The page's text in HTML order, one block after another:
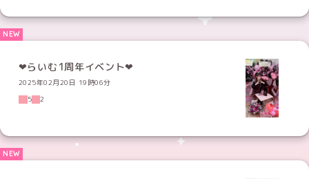
‪‪❤︎らいむ1周年イベント‬❤︎
2025年02月20日 19時06分
5
2